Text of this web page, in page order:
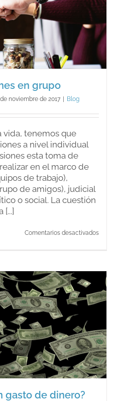
en grupo
noviembre de 2017 | Blog
vida, tenemos que
a nivel individual
esta toma de
en el marco de
de trabajo),
de amigos), judicial
o social. La cuestión
[...]
Comentarios desactivadosen
grupo
gasto de dinero?